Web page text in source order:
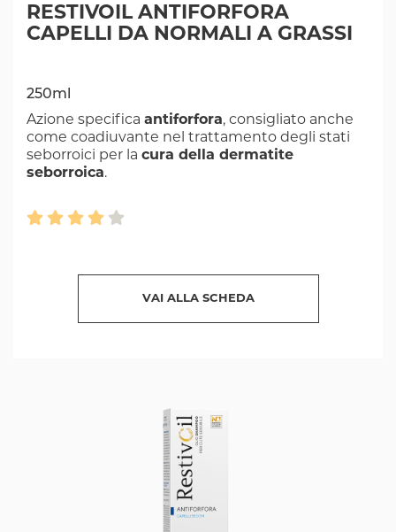
RESTIVOIL ANTIFORFORA
CAPELLI DA NORMALI A GRASSI
250ml
Azione specifica antiforfora, consigliato anche
come coadiuvante nel trattamento degli stati
seborroici per la cura della dermatite
seborroica.
VAI ALLA SCHEDA